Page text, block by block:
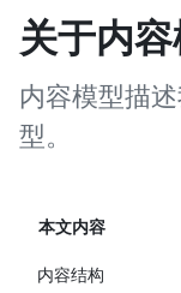
关于内
内容模型描
型。
本文内容
内容结构